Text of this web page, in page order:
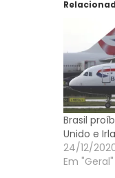
Brasil
Unido e
24/12/
Em "Geral"